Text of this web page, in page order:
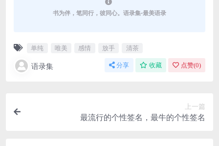
书为伴，笔同行，彼同心。语录集-最美语录
单纯 唯美 感情 放手 清茶
语录集 分享 收藏 点赞(0)
上一篇
最流行的个性签名，最牛的个性签名